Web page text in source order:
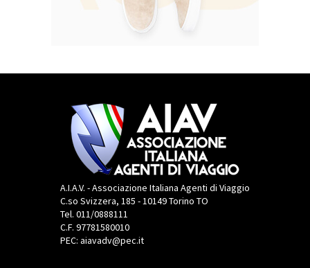
A.I.A.V. - Associazione Italiana Agenti di Viaggio
C.so Svizzera, 185 - 10149 Torino TO
Tel. 011/0888111
C.F. 97781580010
PEC: aiavadv@pec.it